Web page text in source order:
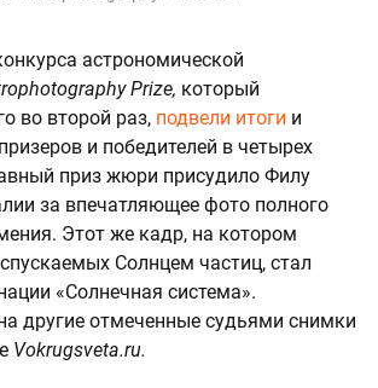
астрономической
Prize, который
во второй раз, подвели итоги и
и победителей в четырех
приз жюри присудило Филу
за впечатляющее фото полного
Этот же кадр, на котором
Солнцем частиц, стал
«Солнечная система».
другие отмеченные судьями снимки
Vokrugsveta.ru.